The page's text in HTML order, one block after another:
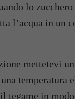
lo
l’acqua in un
mettetevi
temperatura
tegame in